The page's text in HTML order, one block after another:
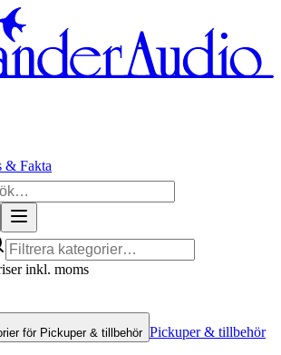
& Fakta
inkl. moms
för Pickuper & tillbehör Pickuper & tillbehör